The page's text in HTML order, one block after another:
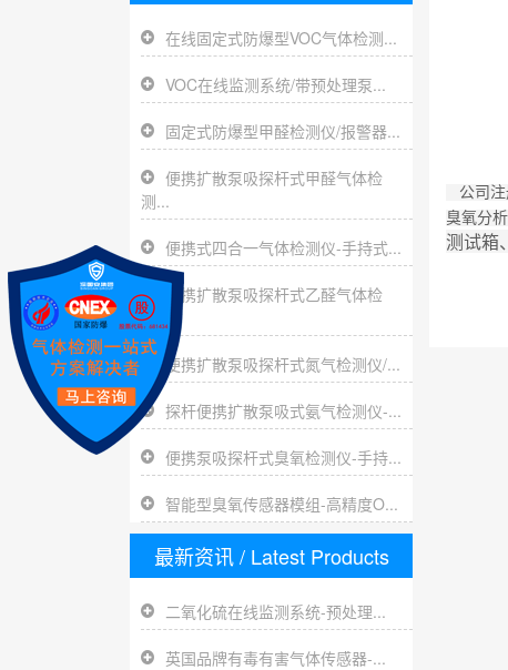
在线固定式防爆型VOC气体检测...
VOC在线监测系统/带预处理泵...
固定式防爆型甲醛检测仪/报警器...
便携扩散泵吸探杆式甲醛气体检
测...
便携式四合一气体检测仪-手持式...
便携扩散泵吸探杆式乙醛气体检
测...
便携扩散泵吸探杆式氮气检测仪/...
探杆便携扩散泵吸式氨气检测仪-...
便携泵吸探杆式臭氧检测仪-手持...
智能型臭氧传感器模组-高精度O...
最新资讯/ Latest Products
二氧化硫在线监测系统-预处理...
英国品牌有毒有害气体传感器-...
公司注
臭氧分
测试箱